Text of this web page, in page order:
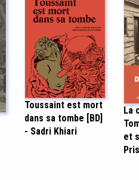
Toussaint est mort
dans sa tombe [BD]
- Sadri Khiari
La
et